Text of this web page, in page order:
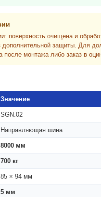
поверхность очищена и
защиты. Для
после монтажа либо заказ в
Значение
SGN.02
Направляющая шина
8000 мм
700 кг
85 × 94 мм
5 мм